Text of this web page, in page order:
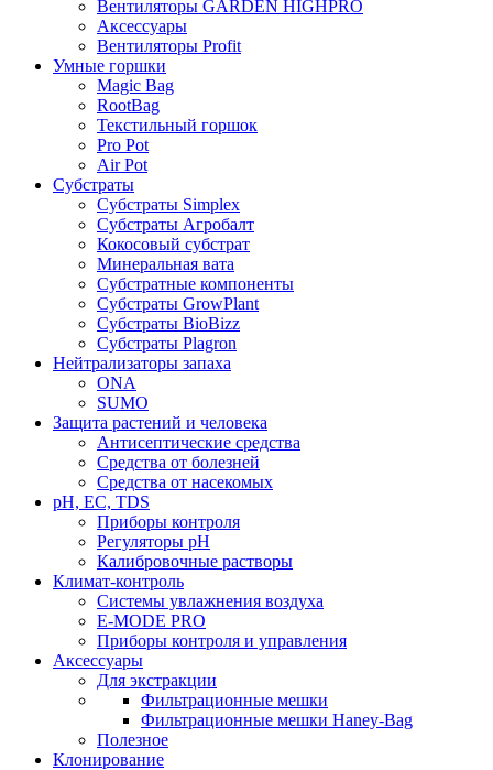
Вентиляторы GARDEN HIGHPRO
Аксессуары
Вентиляторы Profit
Умные горшки
Magic Bag
RootBag
Текстильный горшок
Pro Pot
Air Pot
Субстраты
Субстраты Simplex
Субстраты Агробалт
Кокосовый субстрат
Минеральная вата
Субстратные компоненты
Субстраты GrowPlant
Субстраты BioBizz
Субстраты Plagron
Нейтрализаторы запаха
ONA
SUMO
Защита растений и человека
Антисептические средства
Средства от болезней
Средства от насекомых
pH, EC, TDS
Приборы контроля
Регуляторы pH
Калибровочные растворы
Климат-контроль
Системы увлажнения воздуха
E-MODE PRO
Приборы контроля и управления
Аксессуары
Для экстракции
Фильтрационные мешки
Фильтрационные мешки Haney-Bag
Полезное
Клонирование